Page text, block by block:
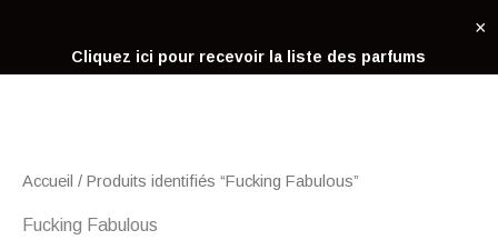
Cliquez ici pour recevoir la liste des parfums
×
Accueil / Produits identifiés “Fucking Fabulous”
Fucking Fabulous